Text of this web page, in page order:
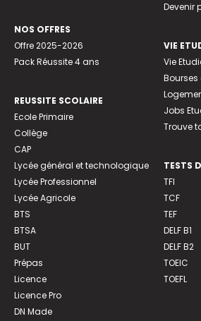
NOS OFFRES
Offre 2025-2026
Pack Réussite 4 ans
REUSSITE SCOLAIRE
Ecole Primaire
Collège
CAP
Lycée général et technologique
Lycée Professionnel
Lycée Agricole
BTS
BTSA
BUT
Prépas
Licence
Licence Pro
DN Made
Devenir
VIE
Vie
Jobs
Trouve
TESTS
TFI
TCF
TEF
DELF B1
DELF B2
TOEIC
TOEFL